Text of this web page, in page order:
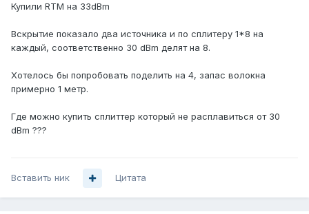
Купили RTM на 33dBm
Вскрытие показало два источника и по сплитеру 1*8 на
каждый, соответственно 30 dBm делят на 8.
Хотелось бы попробовать поделить на 4, запас волокна
примерно 1 метр.
Где можно купить сплиттер который не расплавиться от 30
dBm ???
Вставить ник Цитата